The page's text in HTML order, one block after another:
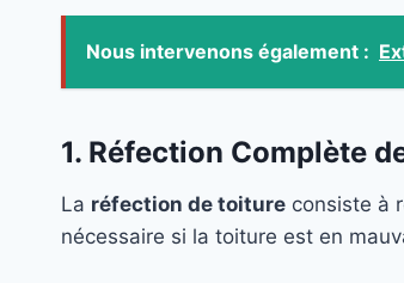
Nous intervenons également :
1. Réfection Complète
La réfection de toiture consiste à
nécessaire si la toiture est en